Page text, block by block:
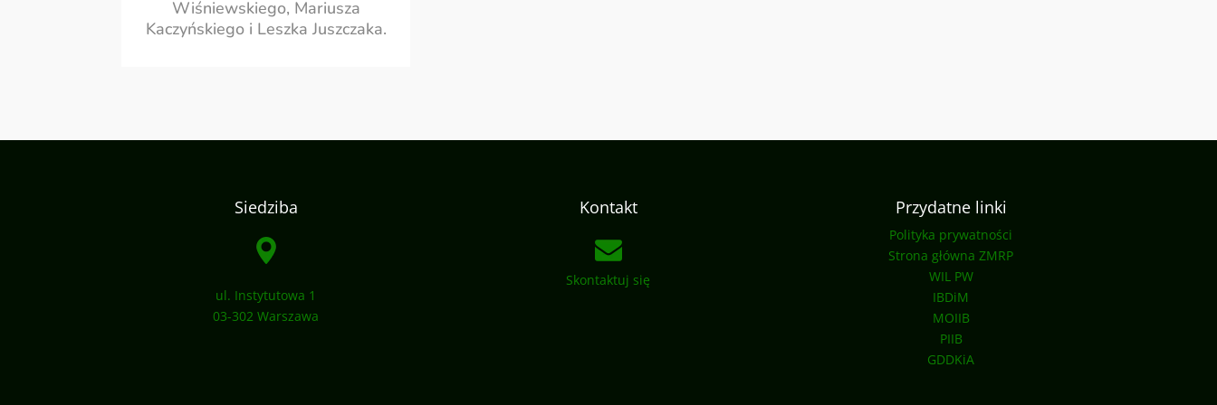
Wiśniewskiego, Mariusza
Kaczyńskiego i Leszka Juszczaka.
Siedziba
ul. Instytutowa 1
03-302 Warszawa
Kontakt
Skontaktuj się
Przydatne linki
Polityka prywatności
Strona główna ZMRP
WIL PW
IBDiM
MOIIB
PIIB
GDDKiA